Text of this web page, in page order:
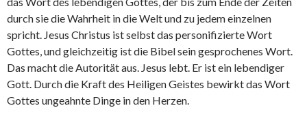
durch sie die Wahrheit in die Welt und zu jedem einzelnen
spricht. Jesus Christus ist selbst das personifizierte Wort
Gottes, und gleichzeitig ist die Bibel sein gesprochenes Wort.
Das macht die Autorität aus. Jesus lebt. Er ist ein lebendiger
Gott. Durch die Kraft des Heiligen Geistes bewirkt das Wort
Gottes ungeahnte Dinge in den Herzen.